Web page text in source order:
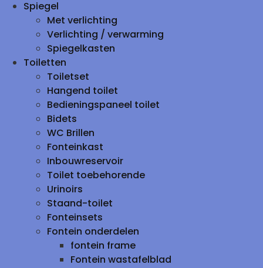
Spiegel
Met verlichting
Verlichting / verwarming
Spiegelkasten
Toiletten
Toiletset
Hangend toilet
Bedieningspaneel toilet
Bidets
WC Brillen
Fonteinkast
Inbouwreservoir
Toilet toebehorende
Urinoirs
Staand-toilet
Fonteinsets
Fontein onderdelen
fontein frame
Fontein wastafelblad